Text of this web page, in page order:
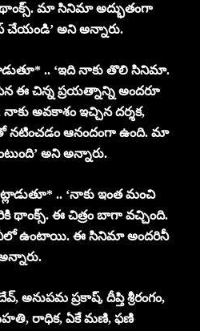
థాంక్స్. మా సినిమా అద్భుతంగా
చేయండి’ అని అన్నారు.
.. ‘ఇది నాకు తొలి సినిమా.
ఈ చిన్న ప్రయత్నాన్ని అందరూ
నాకు అవకాశం ఇచ్చిన దర్శక,
నటించడం ఆనందంగా ఉంది. మా
అని అన్నారు.
.. ‘నాకు ఇంత మంచి
థాంక్స్. ఈ చిత్రం బాగా వచ్చింది.
ఉంటాయి. ఈ సినిమా అందరినీ
ప్రకాష్, దీప్తి శ్రీరంగం,
మహతి, రాధిక, ఏకే మణి, ఫణి